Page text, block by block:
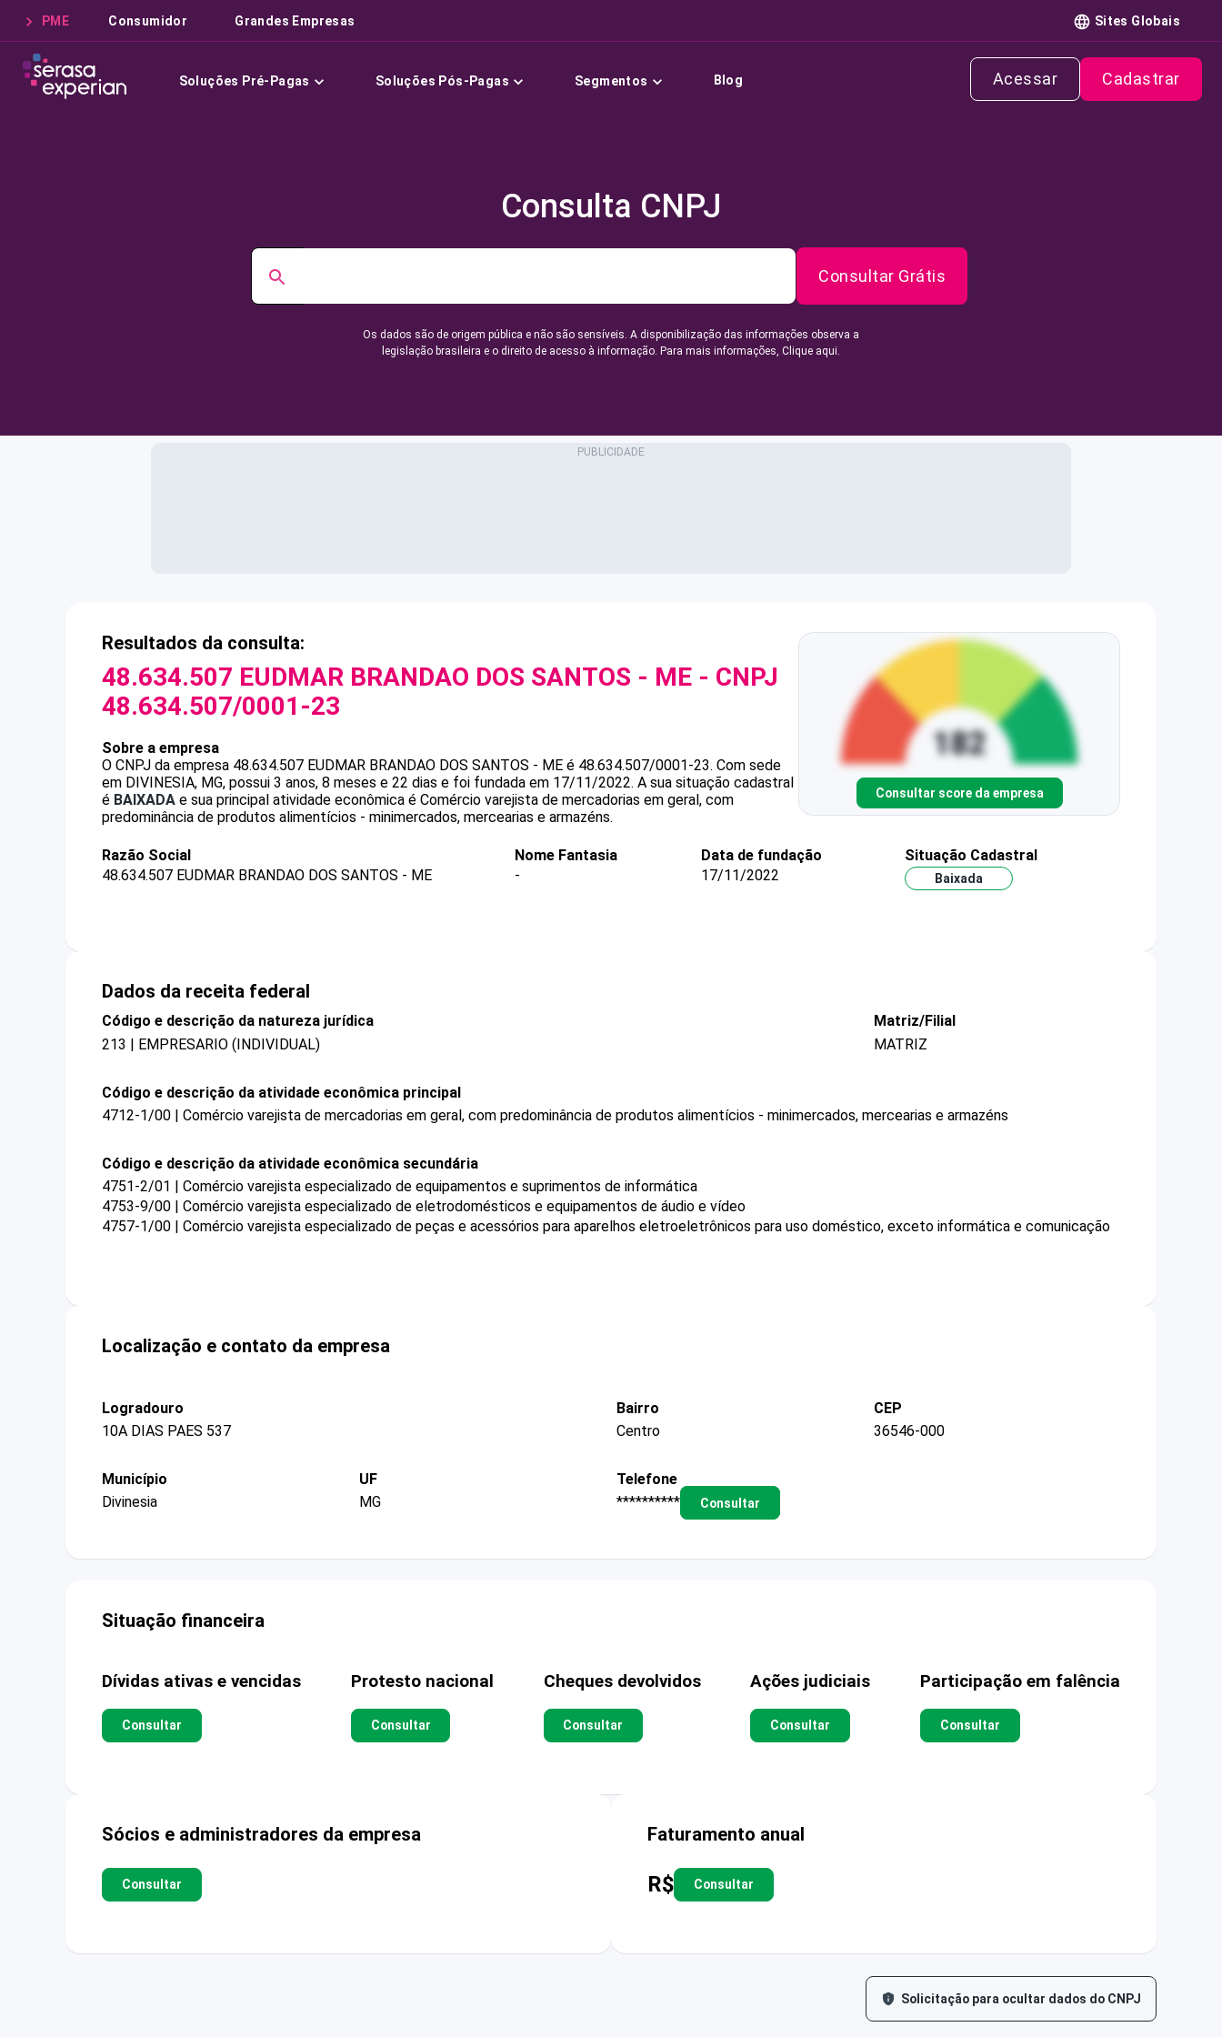
PME Consumidor Grandes Empresas Sites Globais
Soluções Pré-Pagas Soluções Pós-Pagas Segmentos Blog Acessar Cadastrar
Consulta CNPJ
Consultar Grátis
Os dados são de origem pública e não são sensíveis. A disponibilização das informações observa a
legislação brasileira e o direito de acesso à informação. Para mais informações, Clique aqui.
Resultados da consulta:
48.634.507 EUDMAR BRANDAO DOS SANTOS - ME - CNPJ
48.634.507/0001-23
Sobre a empresa
O CNPJ da empresa 48.634.507 EUDMAR BRANDAO DOS SANTOS - ME é 48.634.507/0001-23. Com sede
em DIVINESIA, MG, possui 3 anos, 8 meses e 22 dias e foi fundada em 17/11/2022. A sua situação cadastral
é BAIXADA e sua principal atividade econômica é Comércio varejista de mercadorias em geral, com
predominância de produtos alimentícios - minimercados, mercearias e armazéns.
Consultar score da empresa
Razão Social
48.634.507 EUDMAR BRANDAO DOS SANTOS - ME
Nome Fantasia
-
Data de fundação
17/11/2022
Situação Cadastral
Baixada
Dados da receita federal
Código e descrição da natureza jurídica
213 | EMPRESARIO (INDIVIDUAL)
Matriz/Filial
MATRIZ
Código e descrição da atividade econômica principal
4712-1/00 | Comércio varejista de mercadorias em geral, com predominância de produtos alimentícios - minimercados, mercearias e armazéns
Código e descrição da atividade econômica secundária
4751-2/01 | Comércio varejista especializado de equipamentos e suprimentos de informática
4753-9/00 | Comércio varejista especializado de eletrodomésticos e equipamentos de áudio e vídeo
4757-1/00 | Comércio varejista especializado de peças e acessórios para aparelhos eletroeletrônicos para uso doméstico, exceto informática e comunicação
Localização e contato da empresa
Logradouro
10A DIAS PAES 537
Bairro
Centro
CEP
36546-000
Município
Divinesia
UF
MG
Telefone
**********
Consultar
Situação financeira
Dívidas ativas e vencidas
Consultar
Protesto nacional
Consultar
Cheques devolvidos
Consultar
Ações judiciais
Consultar
Participação em falência
Consultar
Sócios e administradores da empresa
Consultar
Faturamento anual
R$ Consultar
Solicitação para ocultar dados do CNPJ